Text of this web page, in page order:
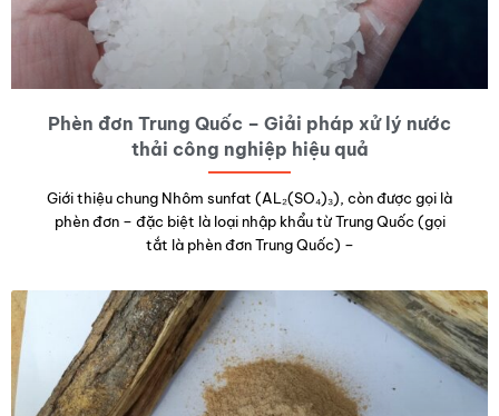
Phèn đơn Trung Quốc – Giải pháp xử lý nước
thải công nghiệp hiệu quả
Giới thiệu chung Nhôm sunfat (AL₂(SO₄)₃), còn được gọi là
phèn đơn – đặc biệt là loại nhập khẩu từ Trung Quốc (gọi
tắt là phèn đơn Trung Quốc) –